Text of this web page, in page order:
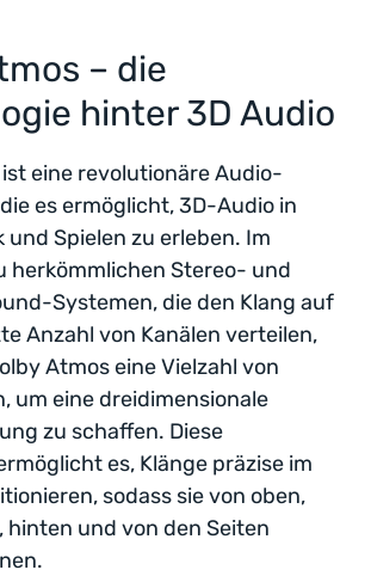
– die
hinter 3D Audio
eine revolutionäre Audio-
es ermöglicht, 3D-Audio in
und Spielen zu erleben. Im
herkömmlichen Stereo- und
Systemen, die den Klang auf
Anzahl von Kanälen verteilen,
Atmos eine Vielzahl von
um eine dreidimensionale
zu schaffen. Diese
es, Klänge präzise im
sodass sie von oben,
hinten und von den Seiten